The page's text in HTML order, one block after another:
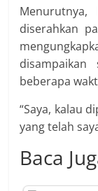
diserahkan
beberapa
“Saya, kalau
yang telah
Baca